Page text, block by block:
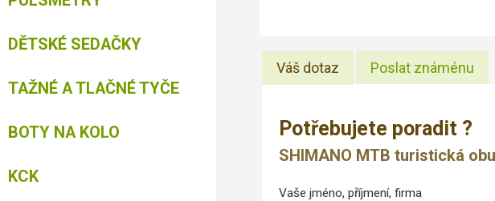
Váš dotaz Poslat známénu
Potřebujete poradit ?
SHIMANO MTB turistická
Vaše jméno, příjmení, firma
DĚTSKÉ SEDAČKY
TAŽNÉ A TLAČNÉ TYČE
BOTY NA KOLO
KCK